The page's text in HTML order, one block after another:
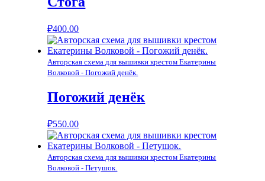
₽400.00
Авторская схема для вышивки крестом Екатерины
Волковой - Погожий денёк.
Погожий денёк
₽550.00
Авторская схема для вышивки крестом Екатерины
Волковой - Петушок.